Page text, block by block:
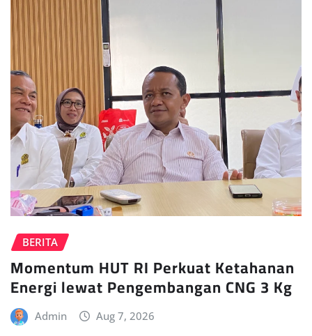
BERITA
Momentum HUT RI Perkuat Ketahanan
Energi lewat Pengembangan CNG 3 Kg
Admin Aug 7, 2026